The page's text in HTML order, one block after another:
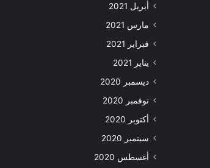
أبريل 2021
مارس 2021
فبراير 2021
يناير 2021
ديسمبر 2020
نوفمبر 2020
أكتوبر 2020
سبتمبر 2020
أغسطس 2020